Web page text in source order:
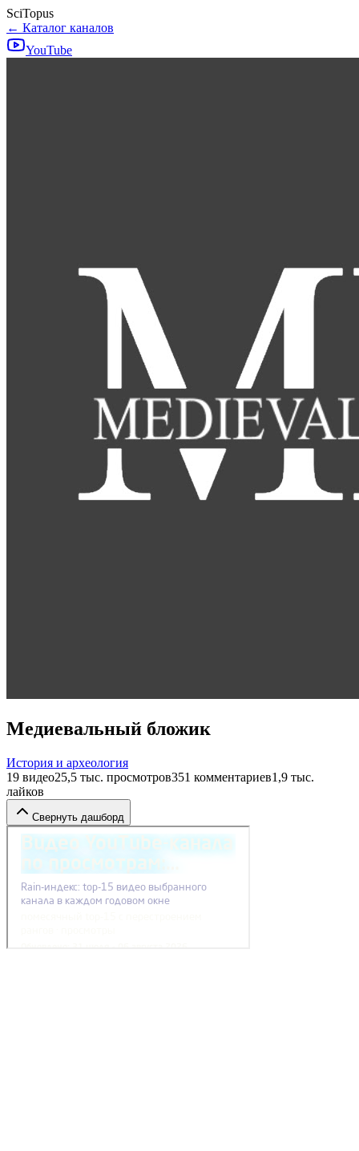
SciTopus
← Каталог каналов
YouTube
Медиевальный бложик
История и археология
19 видео25,5 тыс. просмотров351 комментариев1,9 тыс.
лайков
Свернуть дашборд